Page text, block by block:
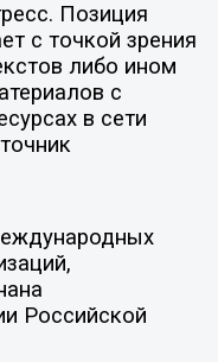
Позиция
с точкой зрения
либо ином
с
в сети
Российской